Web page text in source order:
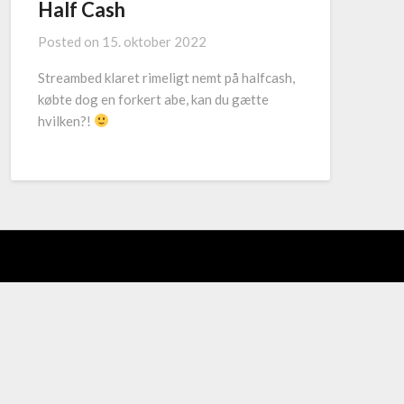
Half Cash
Posted on 15. oktober 2022
Streambed klaret rimeligt nemt på halfcash,
købte dog en forkert abe, kan du gætte
hvilken?!